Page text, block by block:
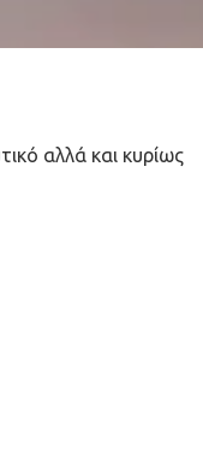
αλλά και κυρίως